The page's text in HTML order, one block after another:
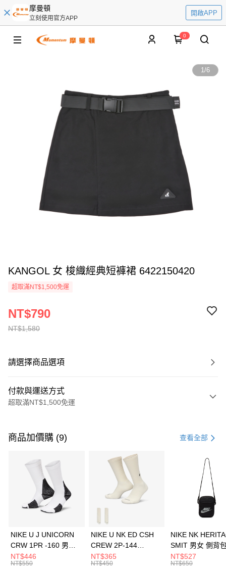
摩曼頓
立刻使用官方APP
開啟APP
0
1/6
KANGOL 女 梭織經典短褲裙 6422150420
超取滿NT$1,500免運
NT$1,580
NT$790
請選擇商品選項
付款與運送方式
超取滿NT$1,500免運
信用卡一次付款
3 期 0 利率 每期 21家銀行
合作金庫商業銀行
第一商業銀行
華南商業銀行
彰化商業銀行
上海商業儲蓄銀行
元大商業銀行
Apple Pay
全盈+PAY
AFTEE先享後付
商品加價購 (9) 查看全部
NIKE U J UNICORN
CRW 1PR -160 男女
中統襪 FZ3393100
NT$446
NT$550
NIKE U NK ED CSH
CREW 2P-144
EMBRDY 男女 短統襪
FZ3073133
NT$365
NT$450
NIKE NK
SMIT 男女 側背
BA5871010
NT$527
NT$650